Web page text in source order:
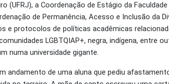
(UFRJ), a Coordenação de Estágio da
de Permanência, Acesso e Inclusão da
e protocolos de políticas acadêmicas
LGBTQIAP+, negra, indígena, entre
numa universidade gigante.
andamento de uma aluna que pediu